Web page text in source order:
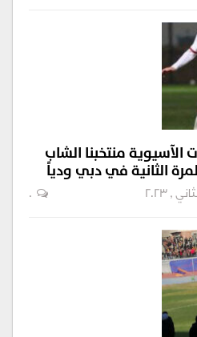
الآسيوية منتخبنا الشاب
الثانية في دبي ودياً
0